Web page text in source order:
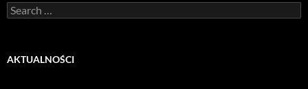
Search
for:
AKTUALNOŚCI